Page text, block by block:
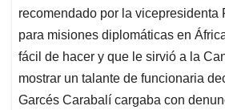
recomendado por la vicepresidenta
para misiones diplomáticas en
fácil de hacer y que le sirvió a la
mostrar un talante de funcionaria
Garcés Carabalí cargaba con